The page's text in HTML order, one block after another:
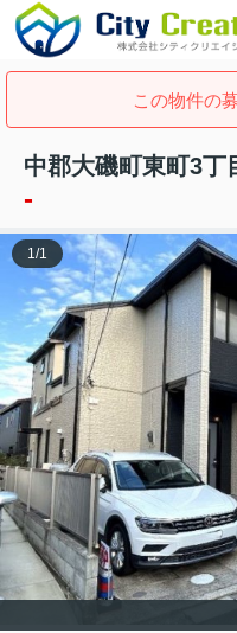
この物件の
中郡大磯町東町3
-
1/1